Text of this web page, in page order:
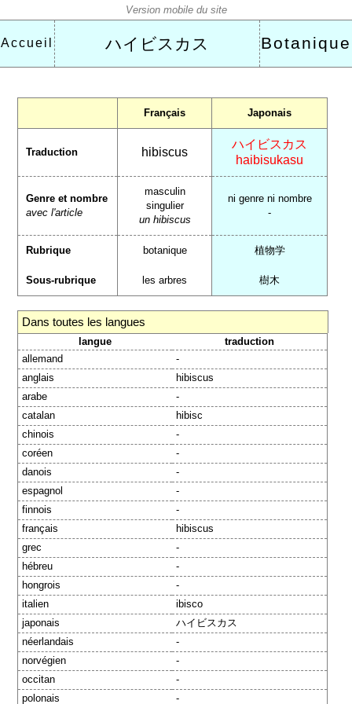
Accueil ハイビスカス Botanique
Français Japonais
Traduction hibiscus
ハイビスカス
haibisukasu
Genre et nombre
avec l'article
masculin
singulier
un hibiscus
ni genre ni nombre
-
Rubrique botanique 植物学
Sous-rubrique les arbres 樹木
Dans toutes les langues
langue
traduction
allemand
-
anglais
hibiscus
arabe
-
catalan
hibisc
chinois
-
coréen
-
danois
-
espagnol
-
finnois
-
français
hibiscus
grec
-
hébreu
-
hongrois
-
italien
ibisco
japonais
ハイビスカス
néerlandais
-
norvégien
-
occitan
-
polonais
-